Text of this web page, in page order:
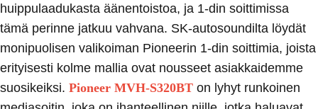
huippulaadukasta äänentoistoa, ja 1-din soittimissa
tämä perinne jatkuu vahvana. SK-autosoundilta löydät
monipuolisen valikoiman Pioneerin 1-din soittimia, joista
erityisesti kolme mallia ovat nousseet asiakkaidemme
suosikeiksi. Pioneer MVH-S320BT on lyhyt runkoinen